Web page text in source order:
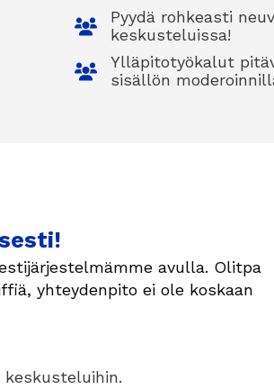
Pyydä rohkeasti
keskusteluissa!
Ylläpitotyökalut
sisällön
avulla. Olitpa
yhteydenpito ei ole koskaan
keskusteluihin.